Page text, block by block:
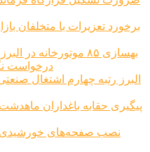
بهسازی ۸۵ موتورخانه در البرز طی سه‌ماهه نخست امسال
درخواست